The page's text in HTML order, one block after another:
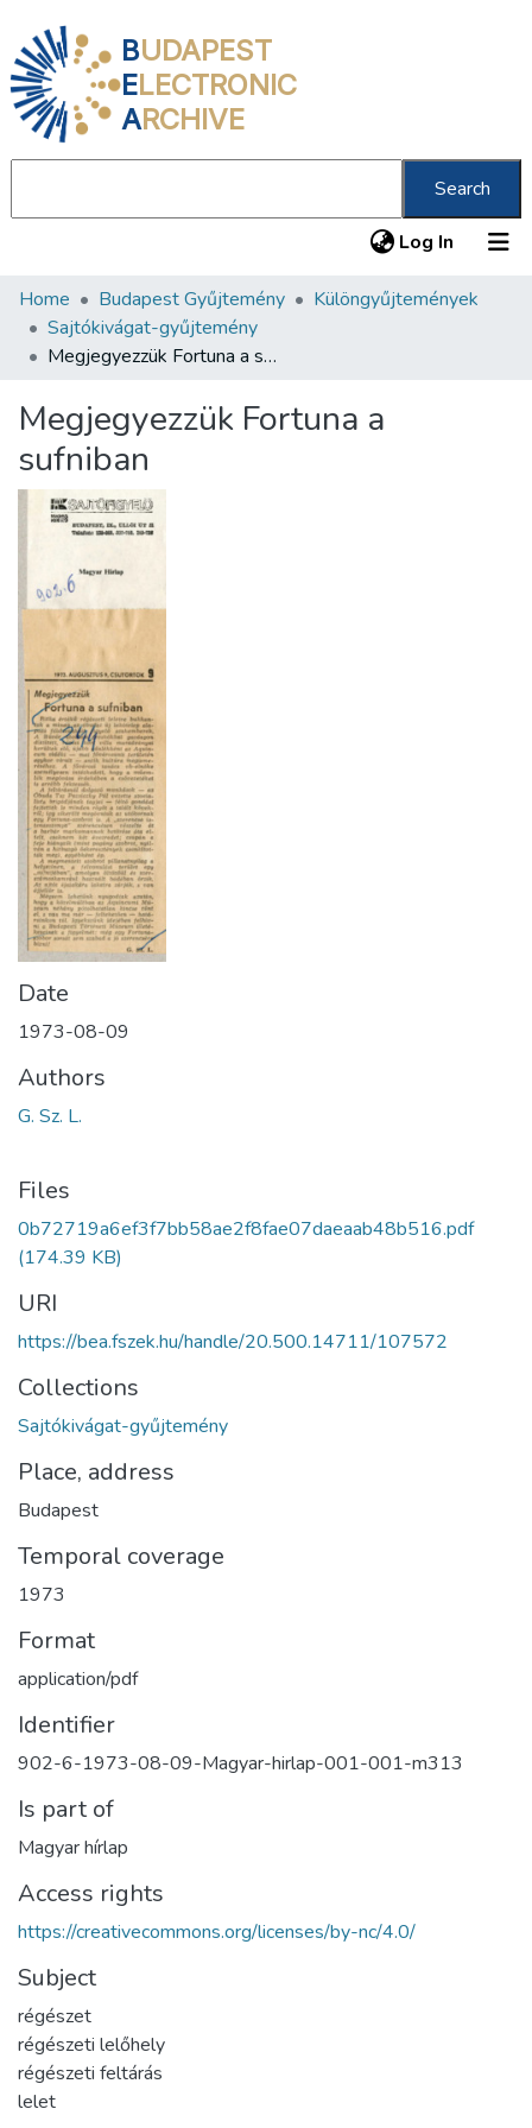
BUDAPEST
ELECTRONIC
ARCHIVE
Search
Log In (current)
Communities & Collections
All of DSpace
About us
Home Budapest Gyűjtemény
Különgyűjtemények
Sajtókivágat-gyűjtemény
Megjegyezzük Fortuna a sufniban
Megjegyezzük Fortuna a
sufniban
Date
1973-08-09
Authors
G. Sz. L.
Files
0b72719a6ef3f7bb58ae2f8fae07daeaab48b516.pdf
(174.39 KB)
URI
https://bea.fszek.hu/handle/20.500.14711/107572
Collections
Sajtókivágat-gyűjtemény
Place, address
Budapest
Temporal coverage
1973
Format
application/pdf
Identifier
902-6-1973-08-09-Magyar-hirlap-001-001-m313
Is part of
Magyar hírlap
Access rights
https://creativecommons.org/licenses/by-nc/4.0/
Subject
régészet
régészeti lelőhely
régészeti feltárás
lelet